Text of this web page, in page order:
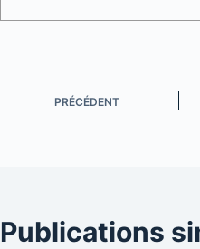
PRÉCÉDENT
Publications